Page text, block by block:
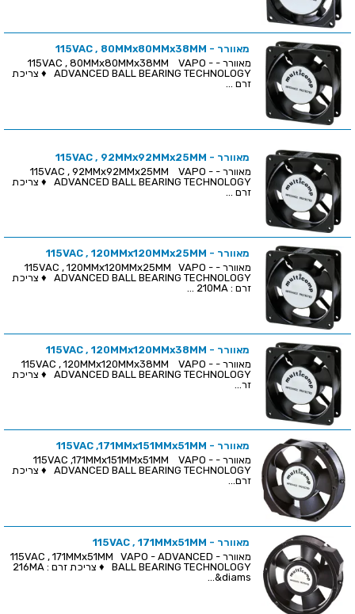
מאוורר - 115VAC , 80MMx80MMx38MM
מאוורר - 115VAC , 80MMx80MMx38MM VAPO -
ADVANCED BALL BEARING TECHNOLOGY ♦ צריכת
זרם ...
מאוורר - 115VAC , 92MMx92MMx25MM
מאוורר - 115VAC , 92MMx92MMx25MM VAPO -
ADVANCED BALL BEARING TECHNOLOGY ♦ צריכת
זרם ...
מאוורר - 115VAC , 120MMx120MMx25MM
מאוורר - 115VAC , 120MMx120MMx25MM VAPO -
ADVANCED BALL BEARING TECHNOLOGY ♦ צריכת
זרם : 210MA ...
מאוורר - 115VAC , 120MMx120MMx38MM
מאוורר - 115VAC , 120MMx120MMx38MM VAPO -
ADVANCED BALL BEARING TECHNOLOGY ♦ צריכת
זר...
מאוורר - 115VAC ,171MMx151MMx51MM
מאוורר - 115VAC ,171MMx151MMx51MM VAPO -
ADVANCED BALL BEARING TECHNOLOGY ♦ צריכת
זרם...
מאוורר - 115VAC , 171MMx51MM
מאוורר - 115VAC , 171MMx51MM VAPO - ADVANCED
BALL BEARING TECHNOLOGY ♦ צריכת זרם : 216MA
&diams...